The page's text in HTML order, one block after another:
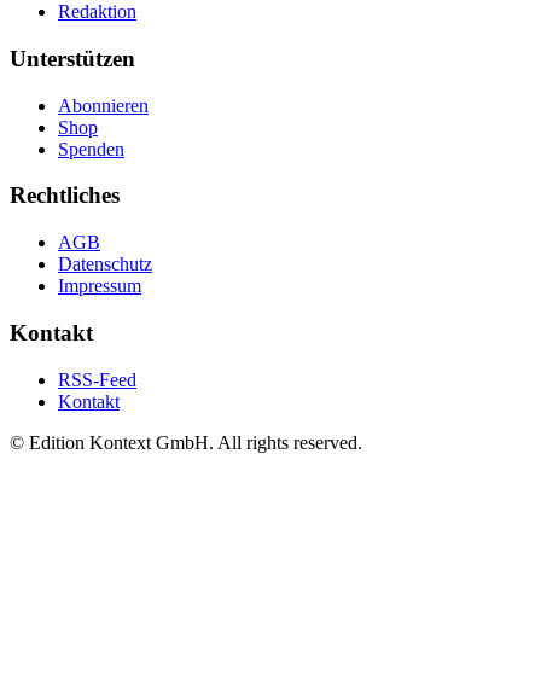
Redaktion
Unterstützen
Abonnieren
Shop
Spenden
Rechtliches
AGB
Datenschutz
Impressum
Kontakt
RSS-Feed
Kontakt
© Edition Kontext GmbH. All rights reserved.